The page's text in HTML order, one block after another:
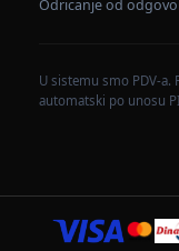
Odricanje od
U sistemu smo PDV-a.
automatski po unosu